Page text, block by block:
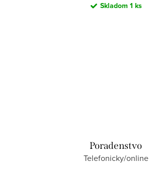
Skladom 1 ks
Poradenstvo
Telefonicky/online